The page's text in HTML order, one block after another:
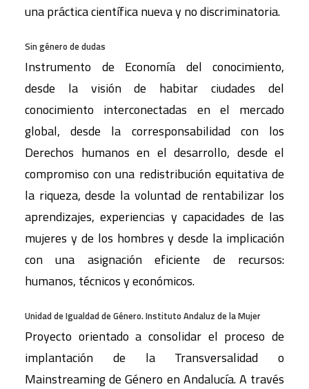
una práctica científica nueva y no discriminatoria.
Sin género de dudas
Instrumento de Economía del conocimiento,
desde la visión de habitar ciudades del
conocimiento interconectadas en el mercado
global, desde la corresponsabilidad con los
Derechos humanos en el desarrollo, desde el
compromiso con una redistribución equitativa de
la riqueza, desde la voluntad de rentabilizar los
aprendizajes, experiencias y capacidades de las
mujeres y de los hombres y desde la implicación
con una asignación eficiente de recursos:
humanos, técnicos y económicos.
Unidad de Igualdad de Género. Instituto Andaluz de la Mujer
Proyecto orientado a consolidar el proceso de
implantación de la Transversalidad o
Mainstreaming de Género en Andalucía. A través